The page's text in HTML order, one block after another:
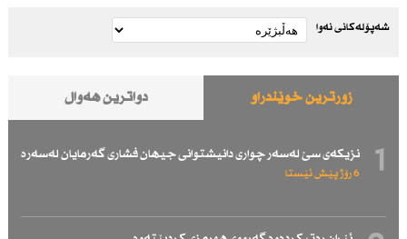
شەپۆلەکانی نەوا
زۆرترین خوێندراو دواترین هەواڵ
1 نزیكەی سێ لەسەر چواری دانیشتوانی جیهان فشاری گەرمایان لەسەرە
6 رۆژ پێش ئێستا